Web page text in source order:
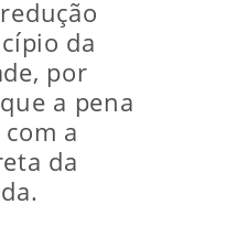
da
por
a pena
a
da